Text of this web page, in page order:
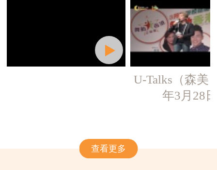
U-Talks（森美
年3月28日
查看更多